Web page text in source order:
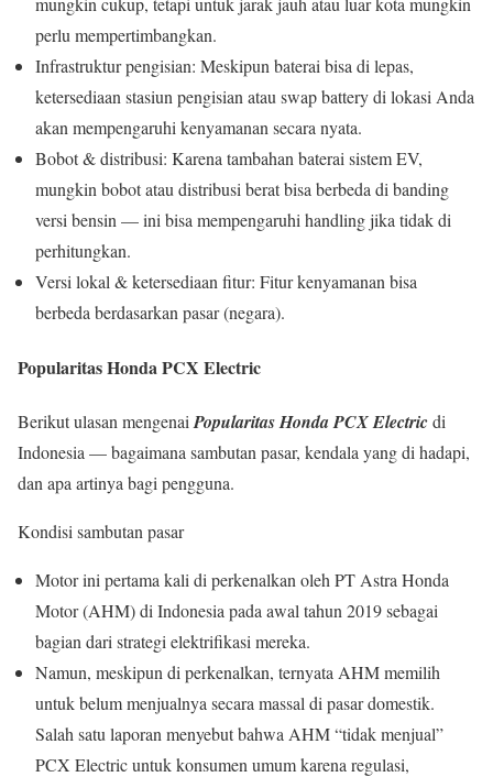
perlu mempertimbangkan.
Infrastruktur pengisian: Meskipun baterai bisa di lepas,
ketersediaan stasiun pengisian atau swap battery di lokasi Anda
akan mempengaruhi kenyamanan secara nyata.
Bobot & distribusi: Karena tambahan baterai sistem EV,
mungkin bobot atau distribusi berat bisa berbeda di banding
versi bensin — ini bisa mempengaruhi handling jika tidak di
perhitungkan.
Versi lokal & ketersediaan fitur: Fitur kenyamanan bisa
berbeda berdasarkan pasar (negara).
Popularitas Honda PCX Electric
Berikut ulasan mengenai Popularitas Honda PCX Electricdi
Indonesia — bagaimana sambutan pasar, kendala yang di hadapi,
dan apa artinya bagi pengguna.
Kondisi sambutan pasar
Motor ini pertama kali di perkenalkan oleh PT Astra Honda
Motor (AHM) di Indonesia pada awal tahun 2019 sebagai
bagian dari strategi elektrifikasi mereka.
Namun, meskipun di perkenalkan, ternyata AHM memilih
untuk belum menjualnya secara massal di pasar domestik.
Salah satu laporan menyebut bahwa AHM “tidak menjual”
PCX Electric untuk konsumen umum karena regulasi,